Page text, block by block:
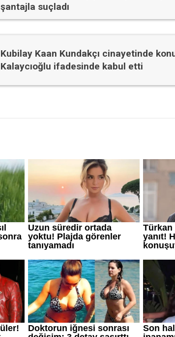
şantajla suçladı
Kubilay Kaan Kundakçı cinayetinde
Kalaycıoğlu ifadesinde kabul etti